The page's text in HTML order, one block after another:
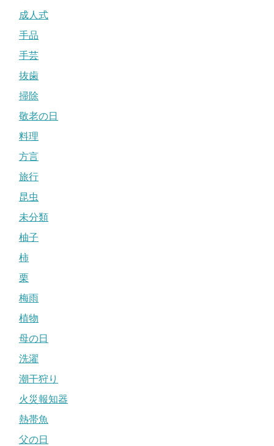
成人式
手品
手芸
抜歯
掃除
敬老の日
料理
方言
旅行
昆虫
未分類
柚子
柿
栗
梅雨
植物
母の日
洗濯
潮干狩り
火災報知器
熱帯魚
父の日